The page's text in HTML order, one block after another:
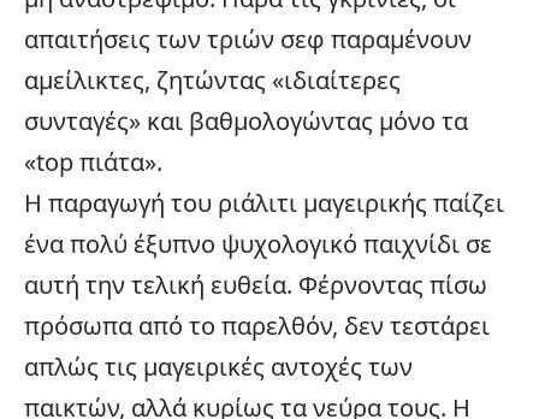
απαιτήσεις των τριών σεφ παραμένουν
αμείλικτες, ζητώντας «ιδιαίτερες
συνταγές» και βαθμολογώντας μόνο τα
«top πιάτα».
Η παραγωγή του ριάλιτι μαγειρικής παίζει
ένα πολύ έξυπνο ψυχολογικό παιχνίδι σε
αυτή την τελική ευθεία. Φέρνοντας πίσω
πρόσωπα από το παρελθόν, δεν τεστάρει
απλώς τις μαγειρικές αντοχές των
παικτών, αλλά κυρίως τα νεύρα τους. Η